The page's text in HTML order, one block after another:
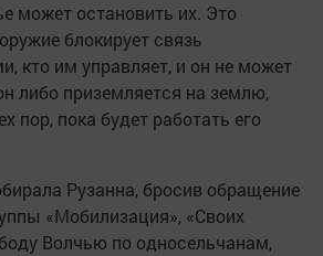
может остановить их. Это
блокирует связь
кто им управляет, и он не может
либо приземляется на землю,
пор, пока будет работать его
Рузанна, бросив обращение
«Мобилизация», «Своих
Волчью по односельчанам,